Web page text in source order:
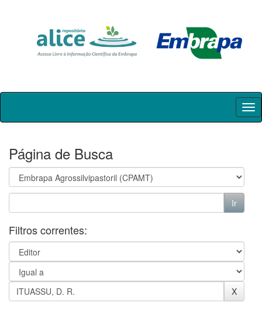
Skip
Página de Busca
Filtros correntes: